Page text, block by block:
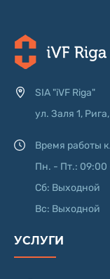
SIA "iVF Riga"
ул. Заля 1,
Время работы
Пн. - Пт.: 09:00
Сб: Выходной
Вс: Выходной
УСЛУГИ